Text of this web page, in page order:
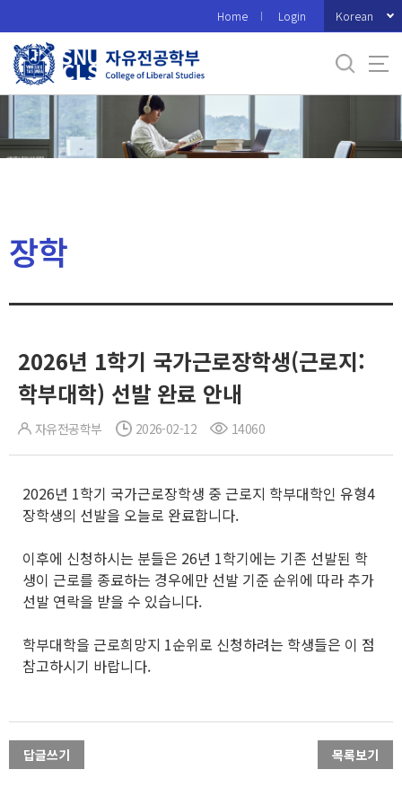
로
메
Home Login Korean
장학
2026년 1학기 국가근로장학생(근로지:
학부대학) 선발 완료 안내
자유전공학부 2026-02-12 14060
2026년 1학기 국가근로장학생 중 근로지 학부대학인 유형4
장학생의 선발을 오늘로 완료합니다.
이후에 신청하시는 분들은 26년 1학기에는 기존 선발된 학
생이 근로를 종료하는 경우에만 선발 기준 순위에 따라 추가
선발 연락을 받을 수 있습니다.
학부대학을 근로희망지 1순위로 신청하려는 학생들은 이 점
참고하시기 바랍니다.
답글쓰기 목록보기